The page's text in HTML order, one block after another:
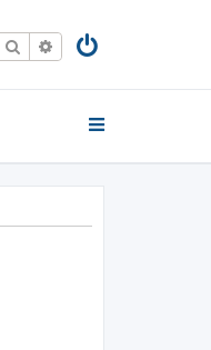
Szukaj Wyszukiwanie